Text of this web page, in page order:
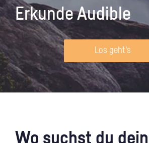
Erkunde Audible
Los geht's
Wo suchst du dein